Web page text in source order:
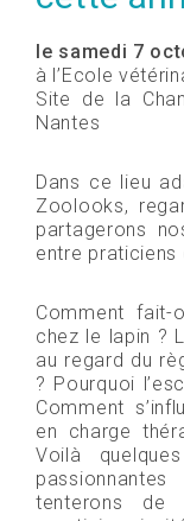
le samedi 7
à l’Ecole
Site de la
Nantes
Dans ce lieu
Zoolooks,
partagerons
entre praticiens
Comment fait-
chez le lapin ?
au regard du
? Pourquoi
Comment
en charge
Voilà
tenterons de